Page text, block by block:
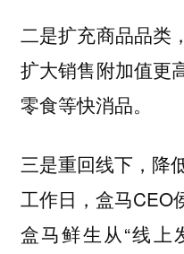
二是扩充商品品类
扩大销售附加值更
零食等快消品。
三是重回线下，降
工作日，盒马CEO
盒马鲜生从“线上